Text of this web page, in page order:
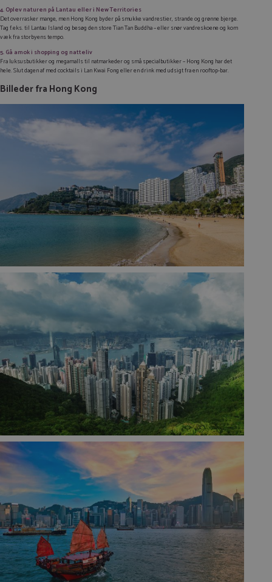
4. Oplev naturen på Lantau eller i New Territories
Det overrasker mange, men Hong Kong byder på smukke vandrestier, strande og grønne bjerge.
Tag f.eks. til Lantau Island og besøg den store Tian Tan Buddha – eller snør vandreskoene og kom
væk fra storbyens tempo.
5. Gå amok i shopping og natteliv
Fra luksusbutikker og megamallstil natmarkeder og små specialbutikker – Hong Kong har det
hele. Slut dagen af med cocktails i Lan Kwai Fong eller en drink med udsigt fra en rooftop-bar.
Billeder fra Hong Kong